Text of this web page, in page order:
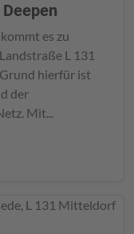
es zu
L 131
hierfür ist
der
Mit...